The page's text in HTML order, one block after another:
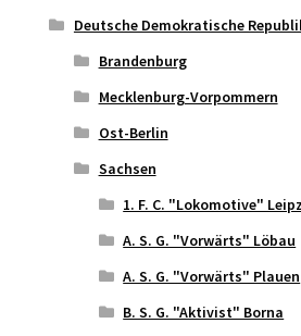
Deutsche Demokratische
Brandenburg
Mecklenburg-Vorpommern
Ost-Berlin
Sachsen
1. F. C. "Lokomotive"
A. S. G. "Vorwärts" Löbau
A. S. G. "Vorwärts" Plauen
B. S. G. "Aktivist" Borna